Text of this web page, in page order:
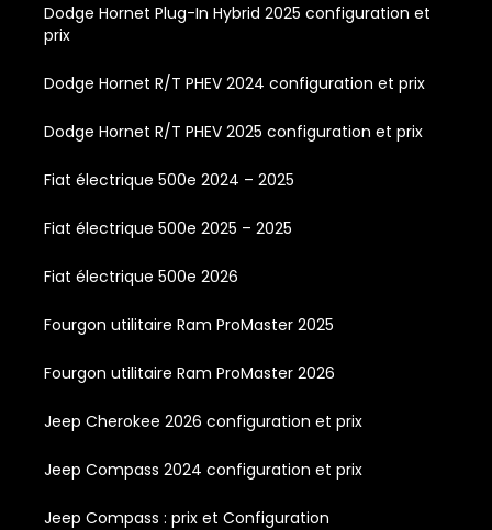
Dodge Hornet Plug-In Hybrid 2025 configuration et
prix
Dodge Hornet R/T PHEV 2024 configuration et prix
Dodge Hornet R/T PHEV 2025 configuration et prix
Fiat électrique 500e 2024 – 2025
Fiat électrique 500e 2025 – 2025
Fiat électrique 500e 2026
Fourgon utilitaire Ram ProMaster 2025
Fourgon utilitaire Ram ProMaster 2026
Jeep Cherokee 2026 configuration et prix
Jeep Compass 2024 configuration et prix
Jeep Compass : prix et Configuration